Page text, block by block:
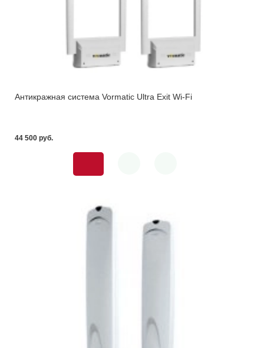
Антикражная система Vormatic Ultra Exit Wi-Fi
44 500 pуб.